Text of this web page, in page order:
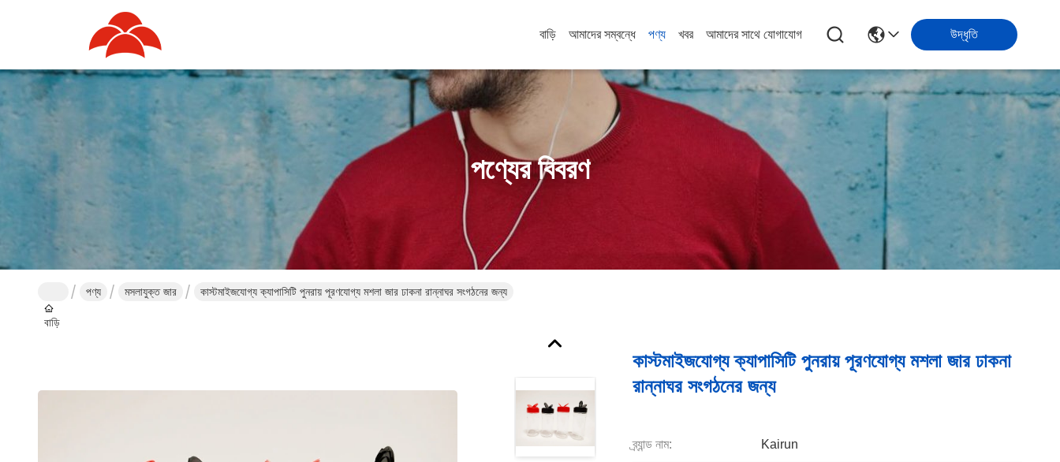
বাড়ি আমাদের সম্বন্ধে পণ্য খবর আমাদের সাথে যোগাযোগ উদ্ধৃতি
পণ্যের বিবরণ
বাড়ি
পণ্য মসলাযুক্ত জার কাস্টমাইজযোগ্য ক্যাপাসিটি পুনরায় পূরণযোগ্য মশলা জার ঢাকনা রান্নাঘর সংগঠনের জন্য
কাস্টমাইজযোগ্য ক্যাপাসিটি পুনরায় পূরণযোগ্য মশলা জার ঢাকনা
রান্নাঘর সংগঠনের জন্য
ব্র্যান্ড নাম: Kairun